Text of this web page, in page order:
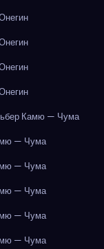
Камю — Чума
— Чума
— Чума
— Чума
— Чума
— Чума